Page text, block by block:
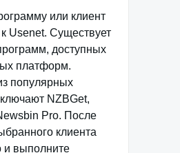
или клиент
Usenet. Существует
доступных
платформ.
популярных
NZBGet,
Pro. После
клиента
и выполните